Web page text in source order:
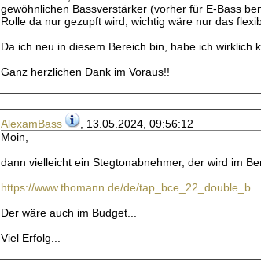
gewöhnlichen Bassverstärker (vorher für E-Bass
Rolle da nur gezupft wird, wichtig wäre nur das
Da ich neu in diesem Bereich bin, habe ich wirklich
Ganz herzlichen Dank im Voraus!!
AlexamBass
, 13.05.2024, 09:56:12
Moin,
dann vielleicht ein Stegtonabnehmer, der wird im
https://www.thomann.de/de/tap_bce_22_double_b
Der wäre auch im Budget...
Viel Erfolg...